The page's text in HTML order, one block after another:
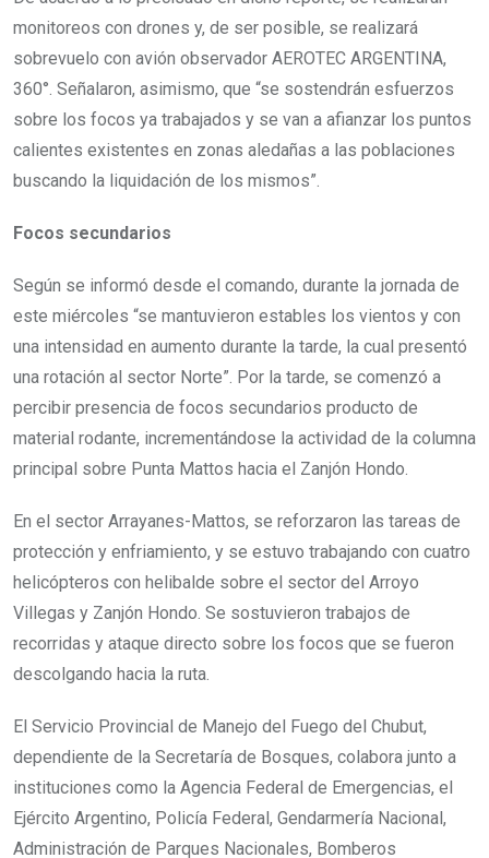
monitoreos con drones y, de ser posible, se realizará
sobrevuelo con avión observador AEROTEC ARGENTINA,
360°. Señalaron, asimismo, que “se sostendrán esfuerzos
sobre los focos ya trabajados y se van a afianzar los puntos
calientes existentes en zonas aledañas a las poblaciones
buscando la liquidación de los mismos”.
Focos secundarios
Según se informó desde el comando, durante la jornada de
este miércoles “se mantuvieron estables los vientos y con
una intensidad en aumento durante la tarde, la cual presentó
una rotación al sector Norte”. Por la tarde, se comenzó a
percibir presencia de focos secundarios producto de
material rodante, incrementándose la actividad de la columna
principal sobre Punta Mattos hacia el Zanjón Hondo.
En el sector Arrayanes-Mattos, se reforzaron las tareas de
protección y enfriamiento, y se estuvo trabajando con cuatro
helicópteros con helibalde sobre el sector del Arroyo
Villegas y Zanjón Hondo. Se sostuvieron trabajos de
recorridas y ataque directo sobre los focos que se fueron
descolgando hacia la ruta.
El Servicio Provincial de Manejo del Fuego del Chubut,
dependiente de la Secretaría de Bosques, colabora junto a
instituciones como la Agencia Federal de Emergencias, el
Ejército Argentino, Policía Federal, Gendarmería Nacional,
Administración de Parques Nacionales, Bomberos